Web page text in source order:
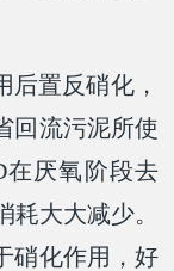
置反硝化，
回流污泥所使
在厌氧阶段去
大大减少。
硝化作用，好